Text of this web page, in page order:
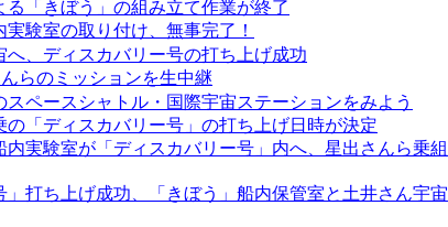
る「きぼう」の組み立て作業が終了
実験室の取り付け、無事完了！
へ、ディスカバリー号の打ち上げ成功
らのミッションを生中継
スペースシャトル・国際宇宙ステーションをみよう
の「ディスカバリー号」の打ち上げ日時が決定
内実験室が「ディスカバリー号」内へ、星出さんら乗組
」打ち上げ成功、「きぼう」船内保管室と土井さん宇宙